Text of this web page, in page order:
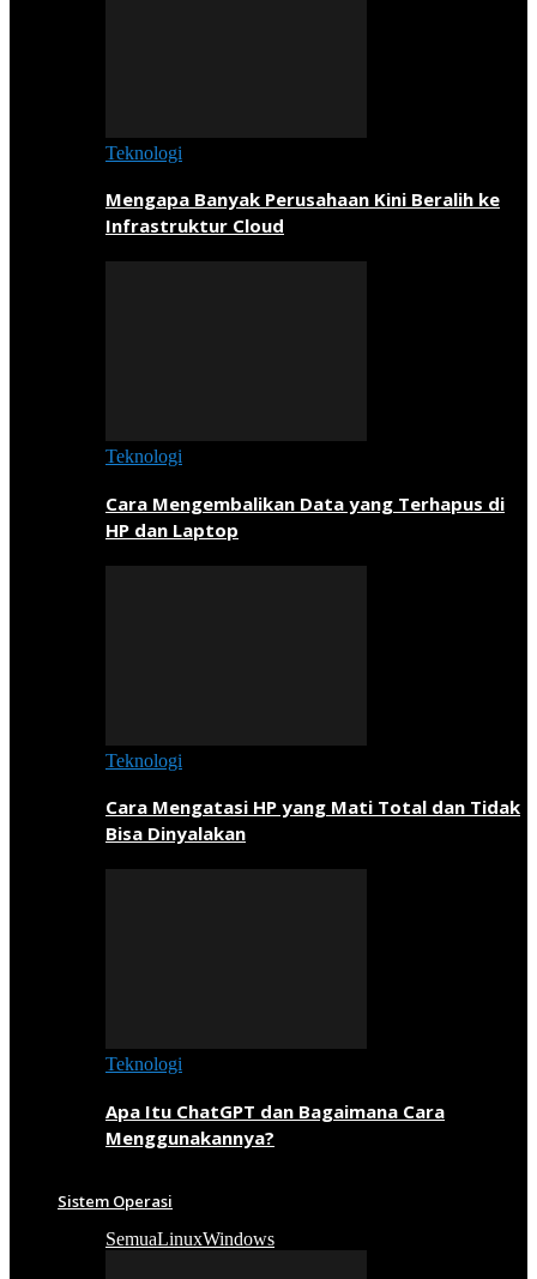
Teknologi
Mengapa Banyak Perusahaan Kini Beralih ke
Infrastruktur Cloud
Teknologi
Cara Mengembalikan Data yang Terhapus di
HP dan Laptop
Teknologi
Cara Mengatasi HP yang Mati Total dan Tidak
Bisa Dinyalakan
Teknologi
Apa Itu ChatGPT dan Bagaimana Cara
Menggunakannya?
Sistem Operasi
SemuaLinuxWindows